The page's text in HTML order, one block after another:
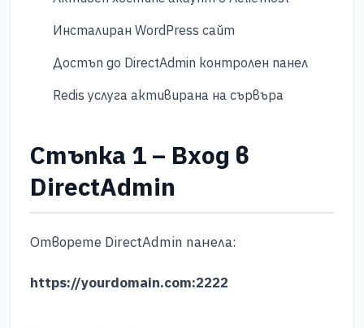
Инсталиран WordPress сайт
Достъп до DirectAdmin контролен панел
Redis услуга активирана на сървъра
Стъпка 1 – Вход в
DirectAdmin
Отворете DirectAdmin панела:
https://yourdomain.com:2222